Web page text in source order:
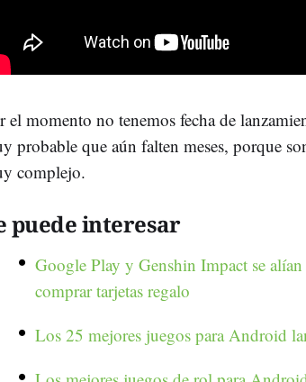
el momento no tenemos fecha de
probable que aún falten meses, porque
complejo.
puede interesar
Google Play y Genshin Impact se alían
comprar tarjetas regalo
Los 25 mejores juegos para Android